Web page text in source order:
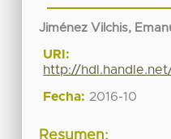
Jiménez Vilchis,
URI:
http://
Fecha: 2016-10
Resumen: